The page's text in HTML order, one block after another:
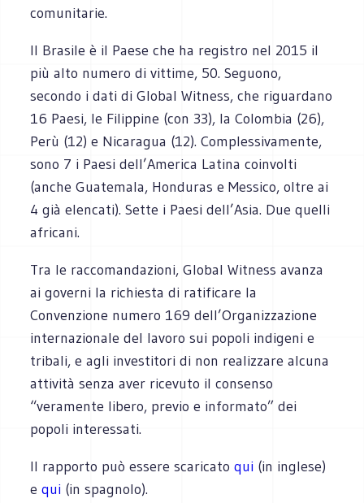
comunitarie.
Il Brasile è il Paese che ha registro nel 2015 il
più alto numero di vittime, 50. Seguono,
secondo i dati di Global Witness, che riguardano
16 Paesi, le Filippine (con 33), la Colombia (26),
Perù (12) e Nicaragua (12). Complessivamente,
sono 7 i Paesi dell’America Latina coinvolti
(anche Guatemala, Honduras e Messico, oltre ai
4 già elencati). Sette i Paesi dell’Asia. Due quelli
africani.
Tra le raccomandazioni, Global Witness avanza
ai governi la richiesta di ratificare la
Convenzione numero 169 dell’Organizzazione
internazionale del lavoro sui popoli indigeni e
tribali, e agli investitori di non realizzare alcuna
attività senza aver ricevuto il consenso
“veramente libero, previo e informato” dei
popoli interessati.
Il rapporto può essere scaricatoqui (in inglese)
equi (in spagnolo).